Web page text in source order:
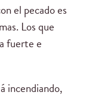
el pecado es
Los que
fuerte e
incendiando,